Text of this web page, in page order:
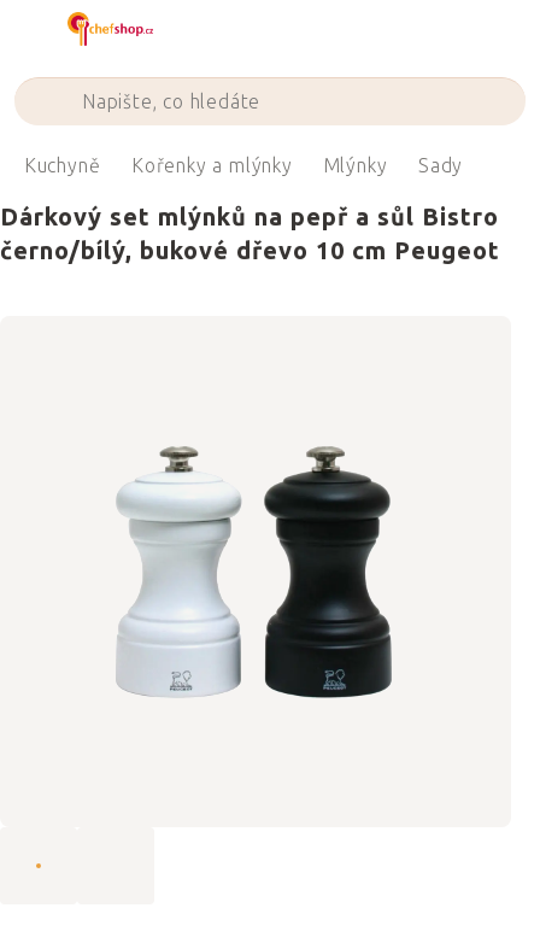
Kuchyně Kořenky a mlýnky Mlýnky Sady
Dárkový set mlýnků na pepř a sůl Bistro
černo/bílý, bukové dřevo 10 cm Peugeot